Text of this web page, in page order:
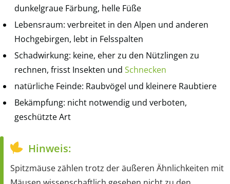
dunkelgraue Färbung, helle Füße
Lebensraum: verbreitet in den Alpen und anderen
Hochgebirgen, lebt in Felsspalten
Schadwirkung: keine, eher zu den Nützlingen zu
rechnen, frisst Insekten und Schnecken
natürliche Feinde: Raubvögel und kleinere Raubtiere
Bekämpfung: nicht notwendig und verboten,
geschützte Art
Hinweis:
Spitzmäuse zählen trotz der äußeren Ähnlichkeiten mit